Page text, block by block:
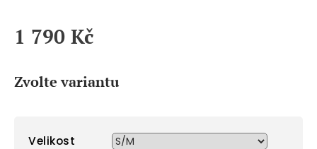
1 790 Kč
Zvolte variantu
Velikost